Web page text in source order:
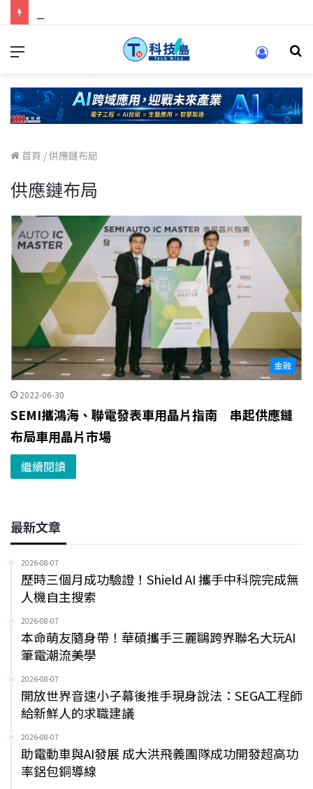
首頁 /供應鏈布局
供應鏈布局
金融
2022-06-30
SEMI攜鴻海、聯電發表車用晶片指南 串起供應鏈
布局車用晶片市場
繼續閱讀
最新文章
2026-08-07
歷時三個月成功驗證！Shield AI 攜手中科院完成無
人機自主搜索
2026-08-07
本命萌友隨身帶！華碩攜手三麗鷗跨界聯名大玩AI
筆電潮流美學
2026-08-07
開放世界音速小子幕後推手現身說法：SEGA工程師
給新鮮人的求職建議
2026-08-07
助電動車與AI發展 成大洪飛義團隊成功開發超高功
率鋁包銅導線